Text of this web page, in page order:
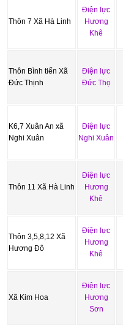
Thôn 7 Xã Hà Linh
Điện lực
Hương
Khê
Thôn Bình tiến Xã
Đức Thịnh
Điện lực
Đức Thọ
K6,7 Xuân An xã
Nghi Xuân
Điện lực
Nghi Xuân
Thôn 11 Xã Hà Linh
Điện lực
Hương
Khê
Thôn 3,5,8,12 Xã
Hương Đô
Điện lực
Hương
Khê
Xã Kim Hoa
Điện lực
Hương
Sơn